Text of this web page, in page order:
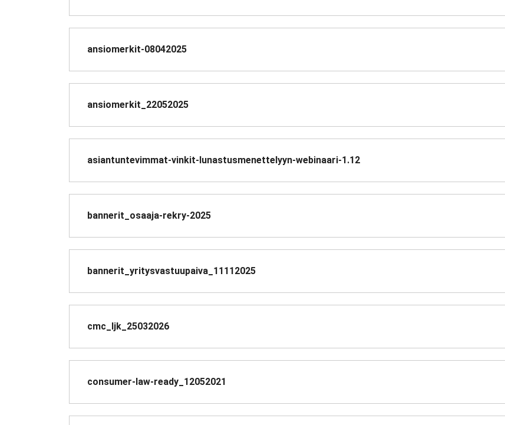
ansiomerkit-08042025
ansiomerkit_22052025
asiantuntevimmat-vinkit-lunastusmenettelyyn-webinaari-1.12
bannerit_osaaja-rekry-2025
bannerit_yritysvastuupaiva_11112025
cmc_ljk_25032026
consumer-law-ready_12052021